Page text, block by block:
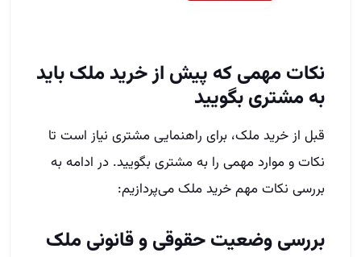
نکات مهمی که پیش از خرید ملک باید
به مشتری بگویید
قبل از خرید ملک، برای راهنمایی مشتری نیاز است تا
نکات و موارد مهمی را به مشتری بگویید. در ادامه به
بررسی نکات مهم خرید ملک می‌پردازیم:
بررسی وضعیت حقوقی و قانونی ملک